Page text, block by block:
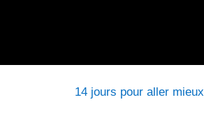
14 jours pour aller mieux